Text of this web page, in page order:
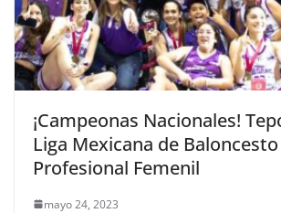
¡Campeonas Nacionales!
Liga Mexicana de Baloncesto
Profesional Femenil
mayo 24, 2023